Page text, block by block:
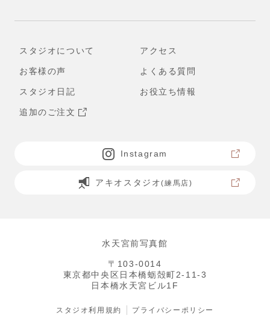
スタジオについて アクセス
お客様の声 よくある質問
スタジオ日記 お役立ち情報
追加のご注文
Instagram
アキオスタジオ(練馬店)
水天宮前写真館
〒103-0014
東京都中央区日本橋蛎殻町2-11-3
日本橋水天宮ビル1F
スタジオ利用規約 プライバシーポリシー